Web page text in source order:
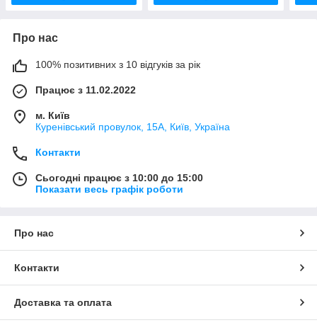
Про нас
100% позитивних з 10 відгуків за рік
Працює з 11.02.2022
м. Київ
Куренівський провулок, 15А, Київ, Україна
Контакти
Сьогодні працює з 10:00 до 15:00
Показати весь графік роботи
Про нас
Контакти
Доставка та оплата